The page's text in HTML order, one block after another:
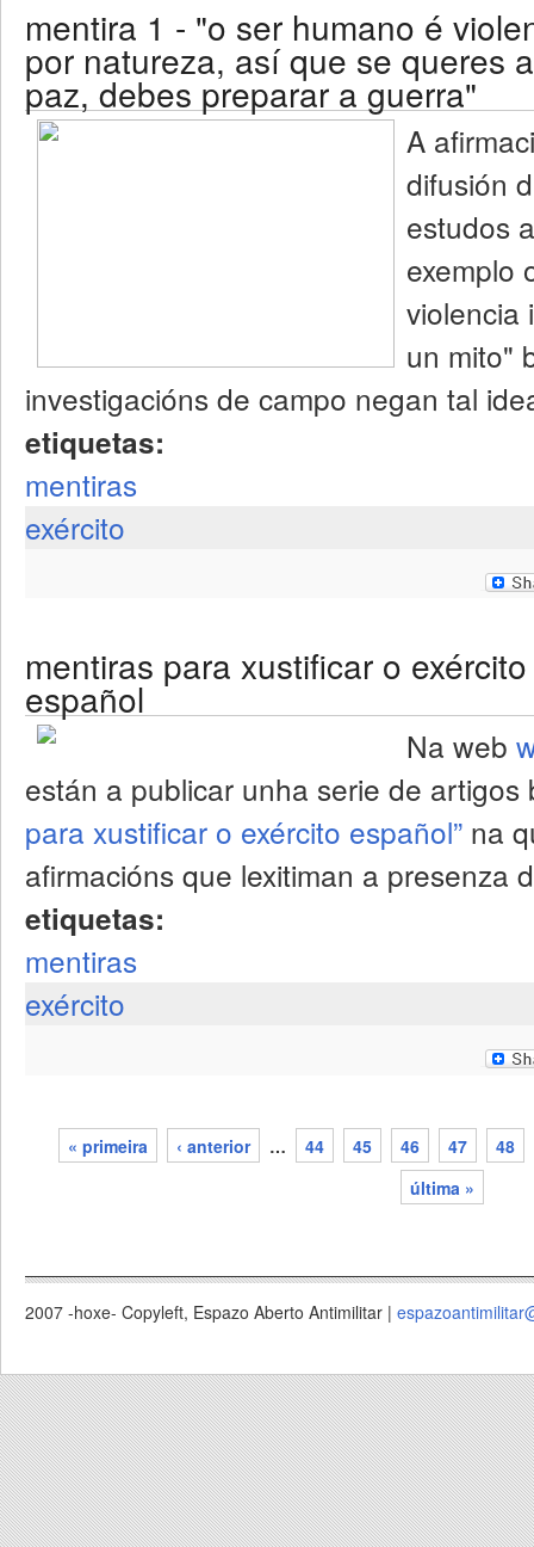
mentira 1 - "o ser humano é
por natureza, así que se queres a
paz, debes preparar a guerra"
A
difusión
estudos
exemplo
violencia
un mito"
investigacións de campo negan tal
etiquetas:
mentiras
exército
mentiras para xustificar o exército
español
Na web
están a publicar unha serie de
para xustificar o exército español” na
afirmacións que lexitiman a presenza
etiquetas:
mentiras
exército
páxinas
« primeira ‹ anterior … 44 45 46 47
48
última »
2007 -hoxe- Copyleft, Espazo Aberto Antimilitar |